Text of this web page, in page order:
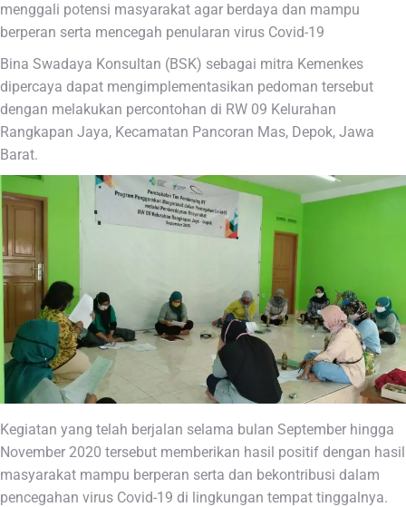
menggali potensi masyarakat agar berdaya dan mampu
berperan serta mencegah penularan virus Covid-19
Bina Swadaya Konsultan (BSK) sebagai mitra Kemenkes
dipercaya dapat mengimplementasikan pedoman tersebut
dengan melakukan percontohan di RW 09 Kelurahan
Rangkapan Jaya, Kecamatan Pancoran Mas, Depok, Jawa
Barat.
Kegiatan yang telah berjalan selama bulan September hingga
November 2020 tersebut memberikan hasil positif dengan hasil
masyarakat mampu berperan serta dan bekontribusi dalam
pencegahan virus Covid-19 di lingkungan tempat tinggalnya.